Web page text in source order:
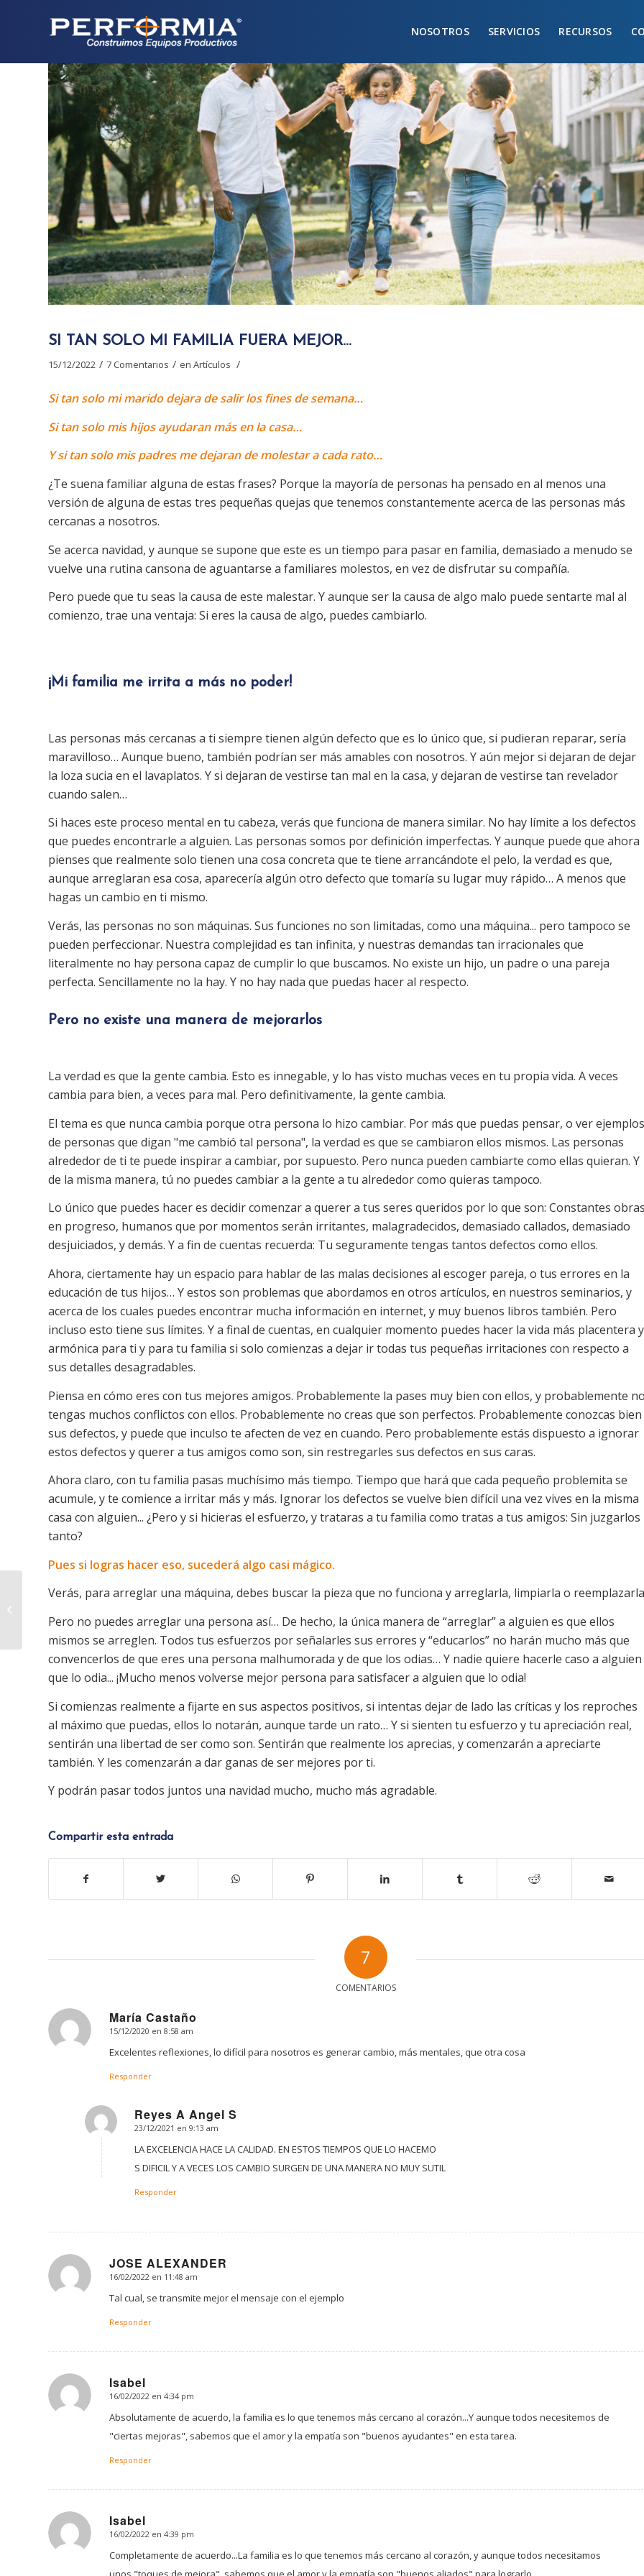
NOSOTROS SERVICIOS RECURSOS
SI TAN SOLO MI FAMILIA FUERA MEJOR…
15/12/2022 / 7 Comentarios / en Artículos /
Si tan solo mi marido dejara de salir los fines de semana…
Si tan solo mis hijos ayudaran más en la casa…
Y si tan solo mis padres me dejaran de molestar a cada rato…
¿Te suena familiar alguna de estas frases? Porque la mayoría de personas ha pensado en al menos una
versión de alguna de estas tres pequeñas quejas que tenemos constantemente acerca de las personas más
cercanas a nosotros.
Se acerca navidad, y aunque se supone que este es un tiempo para pasar en familia, demasiado a menudo se
vuelve una rutina cansona de aguantarse a familiares molestos, en vez de disfrutar su compañía.
Pero puede que tu seas la causa de este malestar. Y aunque ser la causa de algo malo puede sentarte mal al
comienzo, trae una ventaja: Si eres la causa de algo, puedes cambiarlo.
¡Mi familia me irrita a más no poder!
Las personas más cercanas a ti siempre tienen algún defecto que es lo único que, si pudieran reparar, sería
maravilloso… Aunque bueno, también podrían ser más amables con nosotros. Y aún mejor si dejaran de dejar
la loza sucia en el lavaplatos. Y si dejaran de vestirse tan mal en la casa, y dejaran de vestirse tan revelador
cuando salen…
Si haces este proceso mental en tu cabeza, verás que funciona de manera similar. No hay límite a los defectos
que puedes encontrarle a alguien. Las personas somos por definición imperfectas. Y aunque puede que ahora
pienses que realmente solo tienen una cosa concreta que te tiene arrancándote el pelo, la verdad es que,
aunque arreglaran esa cosa, aparecería algún otro defecto que tomaría su lugar muy rápido… A menos que
hagas un cambio en ti mismo.
Verás, las personas no son máquinas. Sus funciones no son limitadas, como una máquina... pero tampoco se
pueden perfeccionar. Nuestra complejidad es tan infinita, y nuestras demandas tan irracionales que
literalmente no hay persona capaz de cumplir lo que buscamos. No existe un hijo, un padre o una pareja
perfecta. Sencillamente no la hay. Y no hay nada que puedas hacer al respecto.
Pero no existe una manera de mejorarlos
La verdad es que la gente cambia. Esto es innegable, y lo has visto muchas veces en tu propia vida. A veces
cambia para bien, a veces para mal. Pero definitivamente, la gente cambia.
El tema es que nunca cambia porque otra persona lo hizo cambiar. Por más que puedas pensar, o ver ejemplos
de personas que digan "me cambió tal persona", la verdad es que se cambiaron ellos mismos. Las personas
alrededor de ti te puede inspirar a cambiar, por supuesto. Pero nunca pueden cambiarte como ellas quieran. Y
de la misma manera, tú no puedes cambiar a la gente a tu alrededor como quieras tampoco.
Lo único que puedes hacer es decidir comenzar a querer a tus seres queridos por lo que son: Constantes
en progreso, humanos que por momentos serán irritantes, malagradecidos, demasiado callados, demasiado
desjuiciados, y demás. Y a fin de cuentas recuerda: Tu seguramente tengas tantos defectos como ellos.
Ahora, ciertamente hay un espacio para hablar de las malas decisiones al escoger pareja, o tus errores en la
educación de tus hijos… Y estos son problemas que abordamos en otros artículos, en nuestros seminarios, y
acerca de los cuales puedes encontrar mucha información en internet, y muy buenos libros también. Pero
incluso esto tiene sus límites. Y a final de cuentas, en cualquier momento puedes hacer la vida más placentera y
armónica para ti y para tu familia si solo comienzas a dejar ir todas tus pequeñas irritaciones con respecto a
sus detalles desagradables.
Piensa en cómo eres con tus mejores amigos. Probablemente la pases muy bien con ellos, y probablemente
tengas muchos conflictos con ellos. Probablemente no creas que son perfectos. Probablemente conozcas bien
sus defectos, y puede que inculso te afecten de vez en cuando. Pero probablemente estás dispuesto a ignorar
estos defectos y querer a tus amigos como son, sin restregarles sus defectos en sus caras.
Ahora claro, con tu familia pasas muchísimo más tiempo. Tiempo que hará que cada pequeño problemita se
acumule, y te comience a irritar más y más. Ignorar los defectos se vuelve bien difícil una vez vives en la misma
casa con alguien... ¿Pero y si hicieras el esfuerzo, y trataras a tu familia como tratas a tus amigos: Sin juzgarlos
tanto?
Pues si logras hacer eso, sucederá algo casi mágico.
Verás, para arreglar una máquina, debes buscar la pieza que no funciona y arreglarla, limpiarla o
Pero no puedes arreglar una persona así… De hecho, la única manera de “arreglar” a alguien es que ellos
mismos se arreglen. Todos tus esfuerzos por señalarles sus errores y “educarlos” no harán mucho más que
convencerlos de que eres una persona malhumorada y de que los odias… Y nadie quiere hacerle caso a alguien
que lo odia... ¡Mucho menos volverse mejor persona para satisfacer a alguien que lo odia!
Si comienzas realmente a fijarte en sus aspectos positivos, si intentas dejar de lado las críticas y los reproches
al máximo que puedas, ellos lo notarán, aunque tarde un rato… Y si sienten tu esfuerzo y tu apreciación real,
sentirán una libertad de ser como son. Sentirán que realmente los aprecias, y comenzarán a apreciarte
también. Y les comenzarán a dar ganas de ser mejores por ti.
Y podrán pasar todos juntos una navidad mucho, mucho más agradable.
Compartir esta entrada
7
COMENTARIOS
María Castaño
Dice:
15/12/2020 en 8:58 am
Excelentes reflexiones, lo difícil para nosotros es generar cambio, más mentales, que otra cosa
Responder
Reyes A Angel S
Dice:
23/12/2021 en 9:13 am
LA EXCELENCIA HACE LA CALIDAD. EN ESTOS TIEMPOS QUE LO HACEMO
S DIFICIL Y A VECES LOS CAMBIO SURGEN DE UNA MANERA NO MUY SUTIL
Responder
JOSE ALEXANDER
Dice:
16/02/2022 en 11:48 am
Tal cual, se transmite mejor el mensaje con el ejemplo
Responder
Isabel
Dice:
16/02/2022 en 4:34 pm
Absolutamente de acuerdo, la familia es lo que tenemos más cercano al corazón...Y aunque todos necesitemos de
"ciertas mejoras", sabemos que el amor y la empatía son "buenos ayudantes" en esta tarea.
Responder
Isabel
Dice:
16/02/2022 en 4:39 pm
Completamente de acuerdo...La familia es lo que tenemos más cercano al corazón, y aunque todos necesitamos
Personas inseguras, y
su empresa